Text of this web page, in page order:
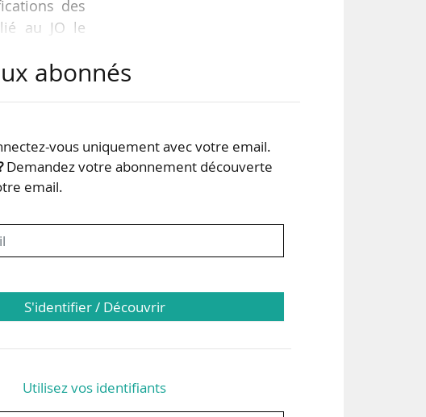
des
au JO le
à fin 2024.
abonnés
vous uniquement avec votre email.
Demandez votre abonnement découverte
email.
S'identifier / Découvrir
Utilisez vos identifiants